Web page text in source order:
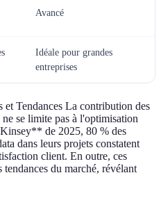
Avancé
Idéale pour grandes
entreprises
Tendances La contribution des
se limite pas à l'optimisation
de 2025, 80 % des
dans leurs projets constatent
client. En outre, ces
du marché, révélant